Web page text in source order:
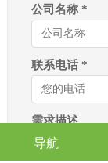
公司名称 *
联系电话 *
需求描述
导航